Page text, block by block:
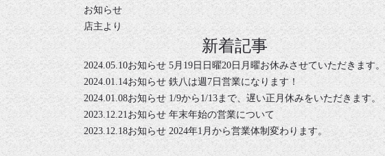
お知らせ
店主より
新着記事
2024.05.10お知らせ 5月19日日曜20日月曜お休みさせていただきます。
2024.01.14お知らせ 鉄八は週7日営業になります！
2024.01.08お知らせ 1/9から1/13まで、遅い正月休みをいただきます。
2023.12.21お知らせ 年末年始の営業について
2023.12.18お知らせ 2024年1月から営業体制変わります。